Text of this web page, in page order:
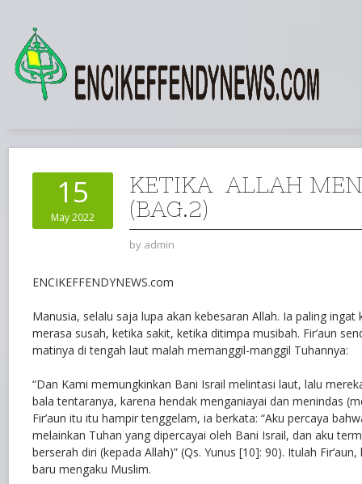
15
May 2022
KETIKA ALLAH
(BAG.2)
by admin
ENCIKEFFENDYNEWS.com
Manusia, selalu saja lupa akan kebesaran Allah. Ia paling ingat
merasa susah, ketika sakit, ketika ditimpa musibah. Fir’aun
matinya di tengah laut malah memanggil-manggil Tuhannya:
“Dan Kami memungkinkan Bani Israil melintasi laut, lalu
bala tentaranya, karena hendak menganiayai dan menindas
Fir’aun itu itu hampir tenggelam, ia berkata: “Aku percaya
melainkan Tuhan yang dipercayai oleh Bani Israil, dan aku
berserah diri (kepada Allah)” (Qs. Yunus [10]: 90). Itulah
baru mengaku Muslim.